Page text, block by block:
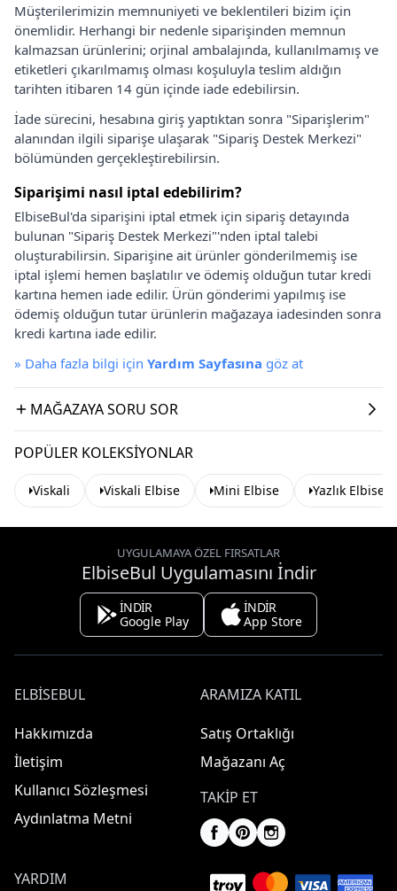
Müşterilerimizin memnuniyeti ve beklentileri bizim için
önemlidir. Herhangi bir nedenle siparişinden memnun
kalmazsan ürünlerini; orjinal ambalajında, kullanılmamış ve
etiketleri çıkarılmamış olması koşuluyla teslim aldığın
tarihten itibaren 14 gün içinde iade edebilirsin.
İade sürecini, hesabına giriş yaptıktan sonra "Siparişlerim"
alanından ilgili siparişe ulaşarak "Sipariş Destek Merkezi"
bölümünden gerçekleştirebilirsin.
Siparişimi nasıl iptal edebilirim?
ElbiseBul'da siparişini iptal etmek için sipariş detayında
bulunan "Sipariş Destek Merkezi"'nden iptal talebi
oluşturabilirsin. Siparişine ait ürünler gönderilmemiş ise
iptal işlemi hemen başlatılır ve ödemiş olduğun tutar kredi
kartına hemen iade edilir. Ürün gönderimi yapılmış ise
ödemiş olduğun tutar ürünlerin mağazaya iadesinden sonra
kredi kartına iade edilir.
» Daha fazla bilgi için Yardım Sayfasına göz at
MAĞAZAYA SORU SOR
POPÜLER KOLEKSIYONLAR
Viskali Viskali Elbise Mini Elbise Yazlık Elbise
UYGULAMAYA ÖZEL FIRSATLAR
ElbiseBul Uygulamasını İndir
İNDİR
Google Play
İNDİR
App Store
ELBISEBUL
Hakkımızda
İletişim
Kullanıcı Sözleşmesi
Aydınlatma Metni
ARAMIZA KATIL
Satış Ortaklığı
Mağazanı Aç
TAKIP ET
YARDIM